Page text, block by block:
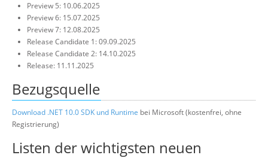
Preview 5: 10.06.2025
Preview 6: 15.07.2025
Preview 7: 12.08.2025
Release Candidate 1: 09.09.2025
Release Candidate 2: 14.10.2025
Release: 11.11.2025
Bezugsquelle
Download .NET 10.0 SDK und Runtime bei Microsoft (kostenfrei, ohne
Registrierung)
Listen der wichtigsten neuen